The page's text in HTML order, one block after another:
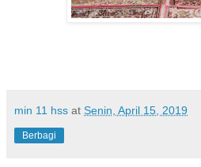
min 11 hss at Senin, April 15, 2019
Berbagi